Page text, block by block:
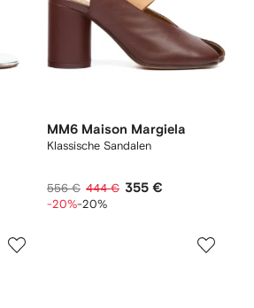
MM6 Maison Margiela
Klassische Sandalen
556 € 444 € 355 €
-20%-20%